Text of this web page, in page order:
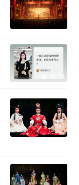
00:44